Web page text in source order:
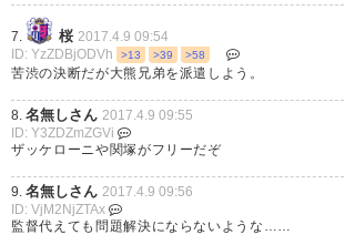
付けるのはあかん
— きょー (jubilo0401)2017, 4
月 8
クラブとして分岐点を迎えてい
るかも・・。ポゼッションの継
続で這い上がるのか、堅守に徹
して依然の残留ライン・コント
ロラークラブに戻るのか？。未
来を見据えての決断はいか
に？。
7. 桜 2017.4.9 09:54
ID: YzZDBjODVh
>13 >39 >58
苦渋の決断だが大熊兄弟を派遣しよう。
8. 名無しさん 2017.4.9 09:55
ID: Y3ZDZmZGVi
ザッケローニや関塚がフリーだぞ
9. 名無しさん 2017.4.9 09:56
ID: VjM2NjZTAx
監督代えても問題解決にならないような……